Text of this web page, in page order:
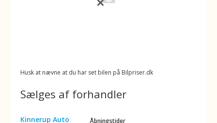
Husk at nævne at du har set bilen på Bilpriser.dk
Sælges af forhandler
Kinnerup Auto
Åbningstider